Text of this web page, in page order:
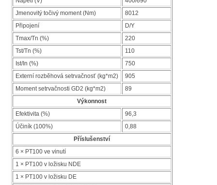
Jmenovitý točivý moment (Nm)
8012
Připojení
D/Y
Tmax/Tn (%)
220
Tst/Tn (%)
110
Ist/In (%)
750
Externí rozběhová setrvačnosť (kg*m2)
905
Moment setrvačnosti GD2 (kg*m2)
89
Výkonnost
Efektivita (%)
96,3
Účiník (100%)
0,88
Příslušenství
6 × PT100 ve vinutí
1 × PT100 v ložisku NDE
1 × PT100 v ložisku DE